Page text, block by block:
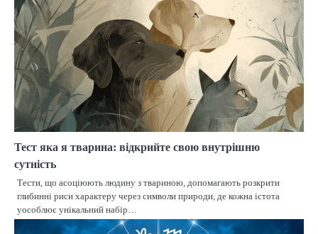
Тест яка я тварина: відкрийте свою внутрішню
сутність
Тести, що асоціюють людину з твариною, допомагають розкрити
глибинні риси характеру через символи природи, де кожна істота
уособлює унікальний набір…